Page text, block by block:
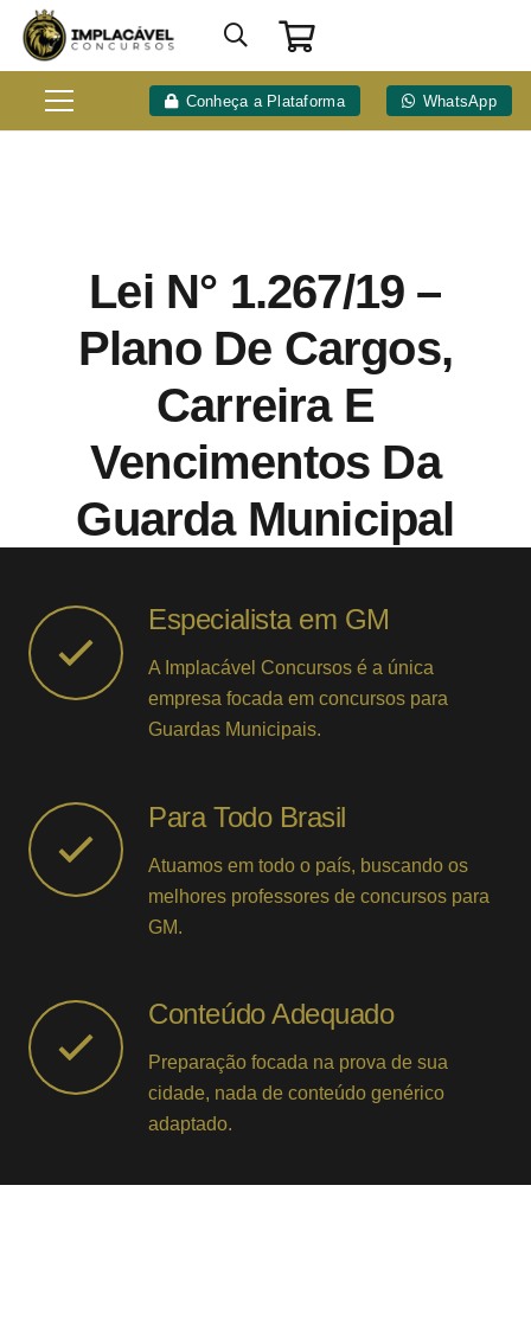
Conheça a Plataforma WhatsApp
Lei N° 1.267/19 –
Plano De Cargos,
Carreira E
Vencimentos Da
Guarda Municipal
Especialista em GM
A Implacável Concursos é a única
empresa focada em concursos para
Guardas Municipais.
Para Todo Brasil
Atuamos em todo o país, buscando os
melhores professores de concursos para
GM.
Conteúdo Adequado
Preparação focada na prova de sua
cidade, nada de conteúdo genérico
adaptado.